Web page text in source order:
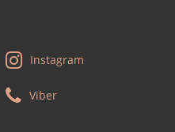
Instagram
Viber